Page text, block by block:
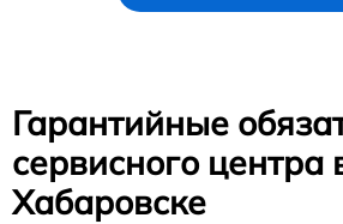
Гарантийные
сервисного центра
Хабаровске